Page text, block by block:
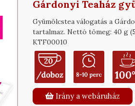
Gárdonyi Teaház
Gyümölcstea válogatás a
tartalmaz. Nettó tömeg: 40 g
KTF00010
Irány a webáruház